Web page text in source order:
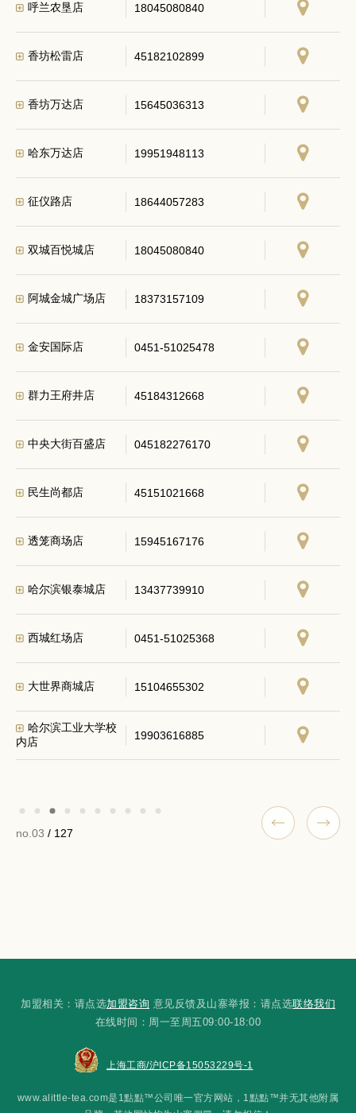
呼兰农垦店 18045080840
香坊松雷店 45182102899
香坊万达店 15645036313
哈东万达店 19951948113
征仪路店 18644057283
双城百悦城店 18045080840
阿城金城广场店 18373157109
金安国际店 0451-51025478
群力王府井店 45184312668
中央大街百盛店 045182276170
民生尚都店 45151021668
透笼商场店 15945167176
哈尔滨银泰城店 13437739910
西城红场店 0451-51025368
大世界商城店 15104655302
哈尔滨工业大学校
内店
19903616885
no.03 / 127
加盟相关：请点选加盟咨询 意见反馈及山寨举报：请点选联络我们
在线时间：周一至周五09:00-18:00
www.alittle-tea.com是1點點™公司唯一官方网站，1點點™并无其他附属
上海工商/沪ICP备15053229号-1